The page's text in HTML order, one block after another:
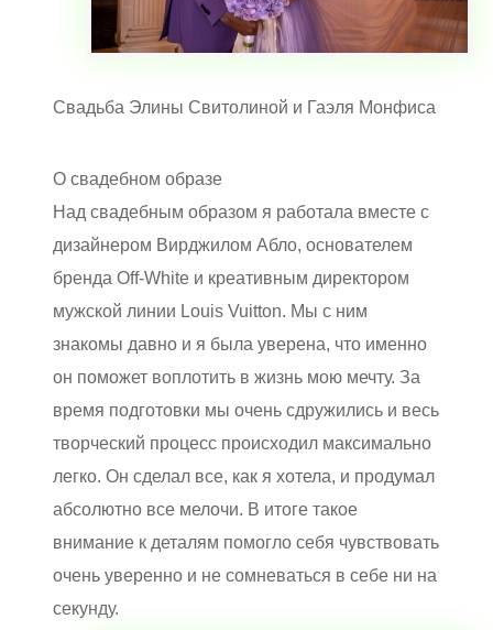
Свадьба Элины Свитолиной и Гаэля Монфиса
О свадебном образе
Над свадебным образом я работала вместе с
дизайнером Вирджилом Абло, основателем
бренда Off-White и креативным директором
мужской линии Louis Vuitton. Мы с ним
знакомы давно и я была уверена, что именно
он поможет воплотить в жизнь мою мечту. За
время подготовки мы очень сдружились и весь
творческий процесс происходил максимально
легко. Он сделал все, как я хотела, и продумал
абсолютно все мелочи. В итоге такое
внимание к деталям помогло себя чувствовать
очень уверенно и не сомневаться в себе ни на
секунду.